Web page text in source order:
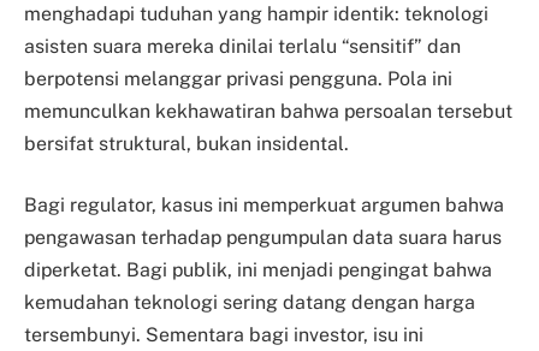
menghadapi tuduhan yang hampir identik: teknologi
asisten suara mereka dinilai terlalu “sensitif” dan
berpotensi melanggar privasi pengguna. Pola ini
memunculkan kekhawatiran bahwa persoalan tersebut
bersifat struktural, bukan insidental.
Bagi regulator, kasus ini memperkuat argumen bahwa
pengawasan terhadap pengumpulan data suara harus
diperketat. Bagi publik, ini menjadi pengingat bahwa
kemudahan teknologi sering datang dengan harga
tersembunyi. Sementara bagi investor, isu ini